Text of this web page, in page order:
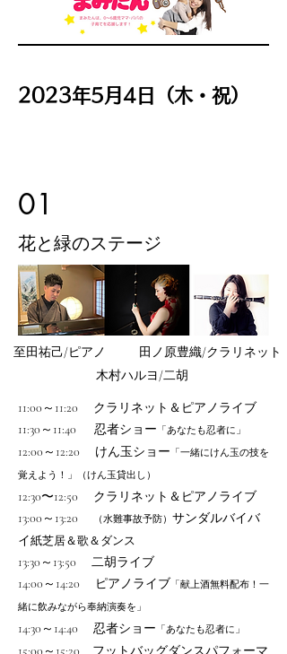
2023年5月4日（木・祝）
01
​花と緑のステージ
至田祐己​/ピアノ
田ノ原豊織/クラリネット
木村ハルヨ/二胡
11:00～11:20 クラリネット＆ピアノライブ
11:30～11:40 忍者ショー 「あなたも忍者に」
12:00～12:20 けん玉ショー 「一緒にけん玉の技を
覚えよう！」（けん玉貸出し ）
12:30〜12:50 クラリネット＆ピアノライブ
13:00～13:20
（水難事故予防） サンダルバイバ
イ紙芝居＆歌＆ダンス
13:30～13:50 二胡ライブ
14:00～14:20 ピアノライブ 「献上酒無料配布！一
緒に飲みながら奉納演奏を」
14:30～14:40 忍者ショー 「あなたも忍者に」
15:00～15:20 フットバッグダンスパフォーマ